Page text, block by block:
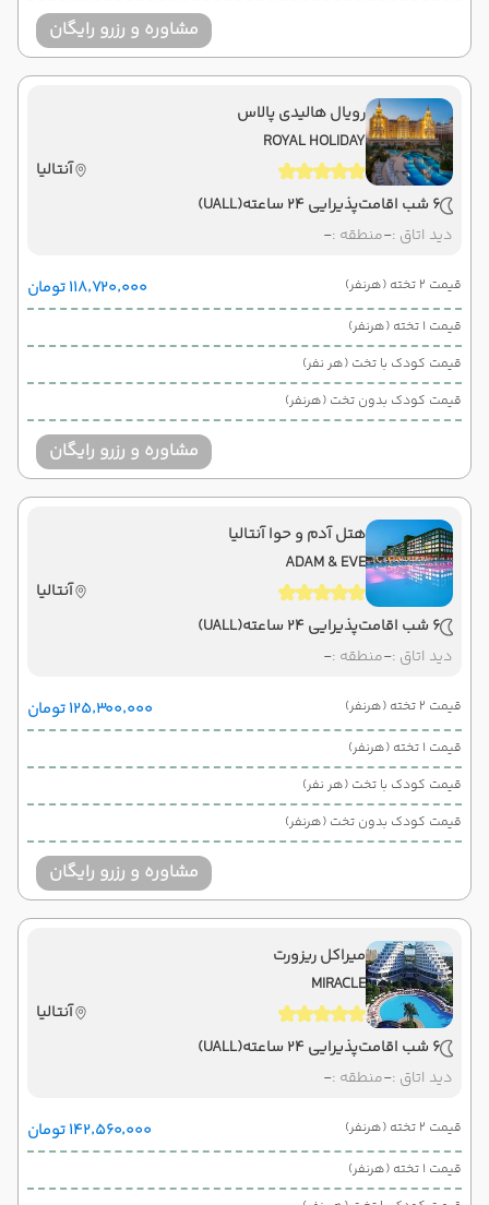
مشاوره و رزرو رایگان
رویال هالیدی پالاس
ROYAL HOLIDAY
آنتالیا
6 شب اقامت
پذیرایی 24 ساعته
(UALL)
دید اتاق :-منطقه :-
قیمت 2 تخته (هرنفر) ۱۱۸٬۷۲۰٬۰۰۰ تومان
قیمت 1 تخته (هرنفر)
قیمت کودک با تخت (هر نفر)
قیمت کودک بدون تخت (هرنفر)
مشاوره و رزرو رایگان
هتل آدم و حوا آنتالیا
ADAM & EVE
آنتالیا
6 شب اقامت
پذیرایی 24 ساعته
(UALL)
دید اتاق :-منطقه :-
قیمت 2 تخته (هرنفر) ۱۲۵٬۳۰۰٬۰۰۰ تومان
قیمت 1 تخته (هرنفر)
قیمت کودک با تخت (هر نفر)
قیمت کودک بدون تخت (هرنفر)
مشاوره و رزرو رایگان
میراکل ریزورت
MIRACLE
آنتالیا
6 شب اقامت
پذیرایی 24 ساعته
(UALL)
دید اتاق :-منطقه :-
قیمت 2 تخته (هرنفر) ۱۴۲٬۵۶۰٬۰۰۰ تومان
قیمت 1 تخته (هرنفر)